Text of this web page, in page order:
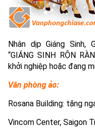
Nhân dịp Giáng Sinh,
“GIÁNG SINH RỘN
khởi nghiệp hoặc đang
Văn phòng ảo:
Rosana Building: tặng
Vincom Center, Saigon